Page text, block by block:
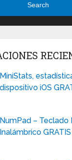
Search
MiniStats,
dispositivo iOS
NumPad – Teclado
Inalámbrico